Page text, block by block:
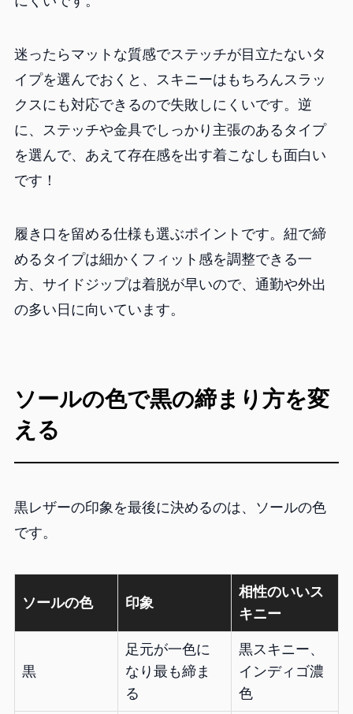
迷ったらマットな質感でステッチが目立たないタ
イプを選んでおくと、スキニーはもちろんスラッ
クスにも対応できるので失敗しにくいです。逆
に、ステッチや金具でしっかり主張のあるタイプ
を選んで、あえて存在感を出す着こなしも面白い
です！
履き口を留める仕様も選ぶポイントです。紐で締
めるタイプは細かくフィット感を調整できる一
方、サイドジップは着脱が早いので、通勤や外出
の多い日に向いています。
ソールの色で黒の締まり方を変
える
黒レザーの印象を最後に決めるのは、ソールの色
です。
ソールの色 印象
相性のいいス
キニー
黒
足元が一色に
なり最も締ま
る
黒スキニー、
インディゴ濃
色